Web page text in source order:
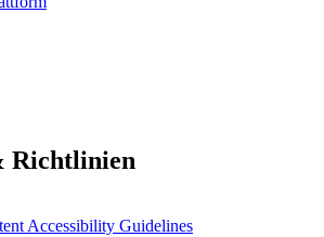
Richtlinien
Accessibility Guidelines